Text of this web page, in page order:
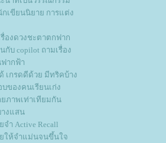
กเขียนนิยาย การแต่ง
รื่องดวงชะตาตกฟาก
กับ copilot ถามเรื่อง
ากฟ้า
เกรดดีด้วย มีทริคบ้าง
บของคนเรียนเก่ง
ภาพเท่าเทียมกัน
างแสน
ำ Active Recall
ให้จำแม่นจนขึ้นใจ